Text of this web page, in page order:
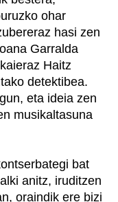
ohar
hasi zen
Garralda
Haitz
detektibea.
eta ideia zen
musikaltasuna
bat
anitz, iruditzen
oraindik ere bizi